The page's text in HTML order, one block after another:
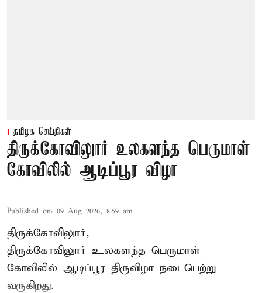
தமிழக செய்திகள்
திருக்கோவிலுார் உலகளந்த பெருமாள்
கோவிலில் ஆடிப்பூர விழா
Published on: 09 Aug 2026, 8:59 am
திருக்கோவிலுார்,
திருக்கோவிலுார் உலகளந்த பெருமாள்
கோவிலில் ஆடிப்பூர திருவிழா நடைபெற்று
வருகிறது.